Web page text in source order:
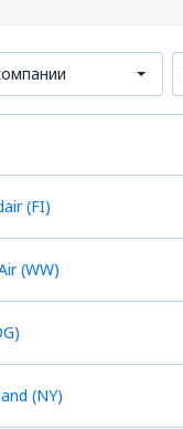
(FI)
(WW)
(NY)